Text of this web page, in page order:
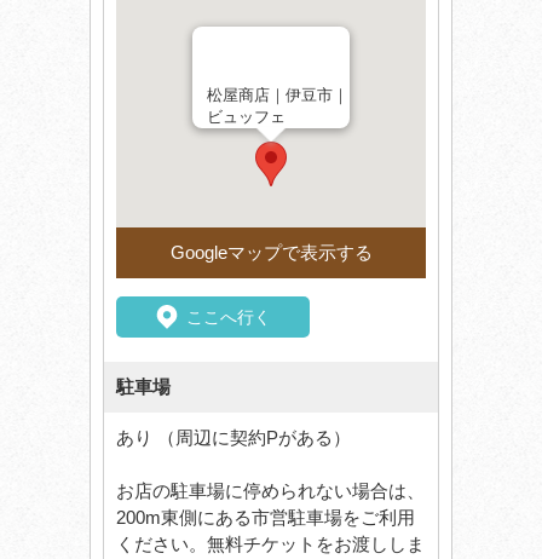
松屋商店｜伊豆市｜
ビュッフェ
Googleマップで表示する
ここへ行く
駐車場
あり （周辺に契約Pがある）
お店の駐車場に停められない場合は、
200m東側にある市営駐車場をご利用
ください。無料チケットをお渡ししま